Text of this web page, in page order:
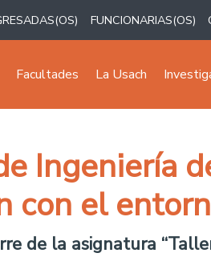
FUNCIONARIAS(OS)
Facultades La Usach
Ingeniería
con el
de la asignatura